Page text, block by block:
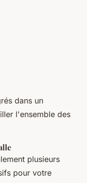
dans un
l'ensemble des
plusieurs
pour votre